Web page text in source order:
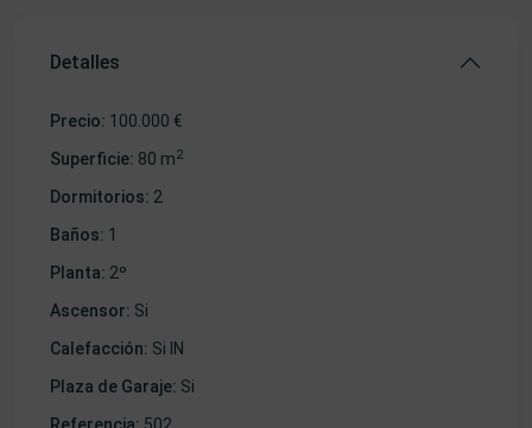
Detalles
Precio: 100.000 €
Superficie: 80 m2
Dormitorios: 2
Baños: 1
Planta: 2º
Ascensor: Si
Calefacción: Si IN
Plaza de Garaje: Si